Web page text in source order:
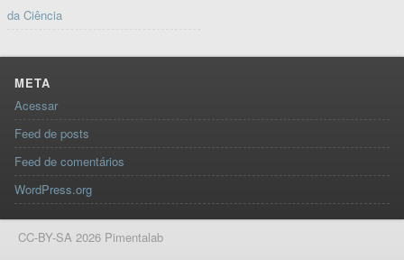
da Ciência
META
Acessar
Feed de posts
Feed de comentários
WordPress.org
CC-BY-SA 2026 Pimentalab